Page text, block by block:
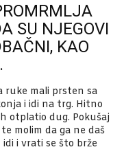
SU NJEGOVI
KAO
ruke mali prsten sa
i idi na trg. Hitno
otplatio dug. Pokušaj
molim da ga ne daš
i vrati se što brže